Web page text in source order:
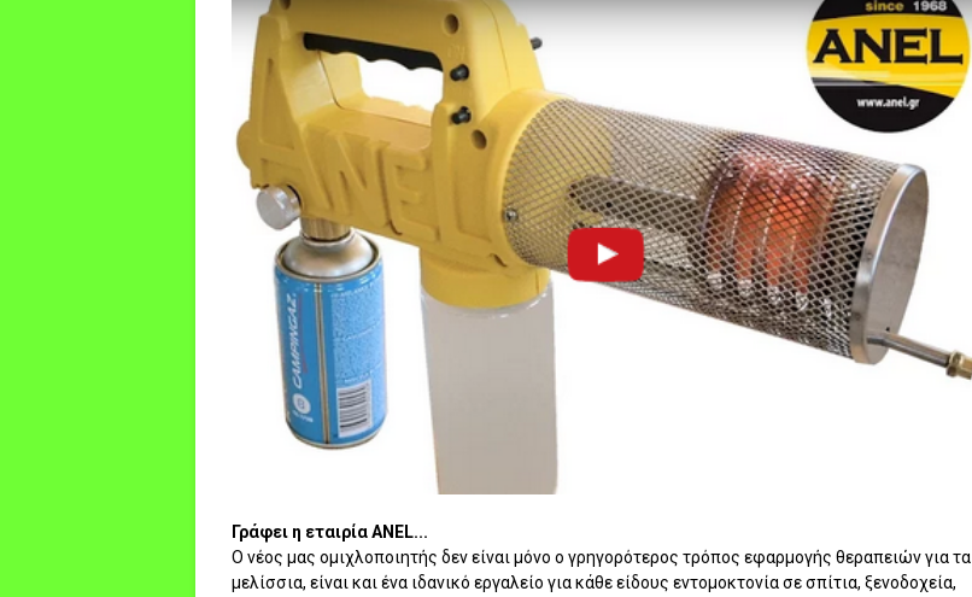
Γράφει η εταιρία ANEL...
Ο νέος μας ομιχλοποιητής δεν είναι μόνο ο γρηγορότερος τρόπος εφαρμογής θεραπειών για τα
μελίσσια, είναι και ένα ιδανικό εργαλείο για κάθε είδους εντομοκτονία σε σπίτια, ξενοδοχεία,